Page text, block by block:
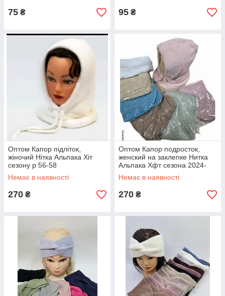
75 ₴ 95 ₴
Оптом Капор підліток,
жіночий Нітка Альпака Хіт
сезону р 56-58
Немає в наявності
270 ₴
Оптом Капор подросток,
женский на заклепке Нитка
Альпака Хфт сезона 2024-
2025 р 56-58
Немає в наявності
270 ₴